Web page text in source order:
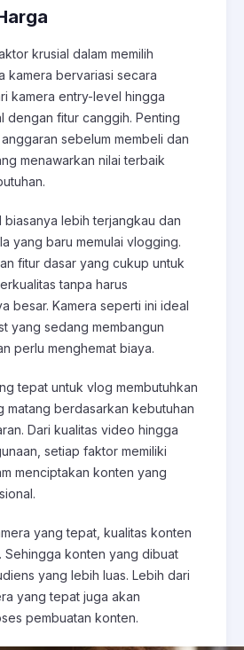
krusial dalam memilih
kamera bervariasi secara
kamera entry-level hingga
dengan fitur canggih. Penting
sebelum membeli dan
menawarkan nilai terbaik
biasanya lebih terjangkau dan
yang baru memulai vlogging.
fitur dasar yang cukup untuk
tanpa harus
besar. Kamera seperti ini ideal
yang sedang membangun
perlu menghemat biaya.
tepat untuk vlog membutuhkan
matang berdasarkan kebutuhan
Dari kualitas video hingga
setiap faktor memiliki
menciptakan konten yang
yang tepat, kualitas konten
Sehingga konten yang dibuat
yang lebih luas. Lebih dari
yang tepat juga akan
pembuatan konten.